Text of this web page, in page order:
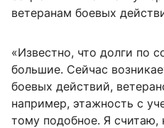
ветеранам боевых
«Известно, что долги по
большие. Сейчас
боевых действий,
например, этажность с
тому подобное. Я считаю,